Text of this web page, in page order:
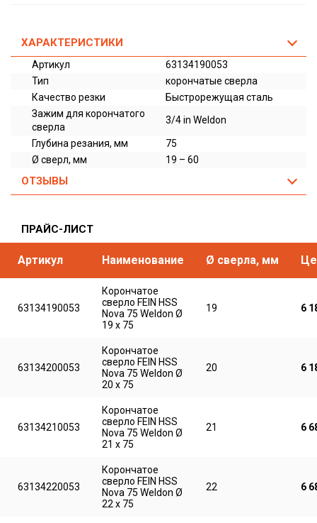
ХАРАКТЕРИСТИКИ
Артикул
63134190053
Тип
корончатые сверла
Качество резки
Быстрорежущая сталь
Зажим для корончатого
сверла
3/4 in Weldon
Глубина резания, мм
75
Ø сверл, мм
19 – 60
ОТЗЫВЫ
ПРАЙС-ЛИСТ
Артикул Наименование Ø сверла, мм
63134190053
Корончатое
сверло FEIN HSS
Nova 75 Weldon Ø
19 x 75
19 6
63134200053
Корончатое
сверло FEIN HSS
Nova 75 Weldon Ø
20 x 75
20 6
63134210053
Корончатое
сверло FEIN HSS
Nova 75 Weldon Ø
21 x 75
21 6
63134220053
Корончатое
сверло FEIN HSS
Nova 75 Weldon Ø
22 x 75
22 6